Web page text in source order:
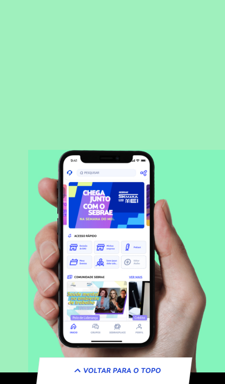
VOLTAR PARA O TOPO